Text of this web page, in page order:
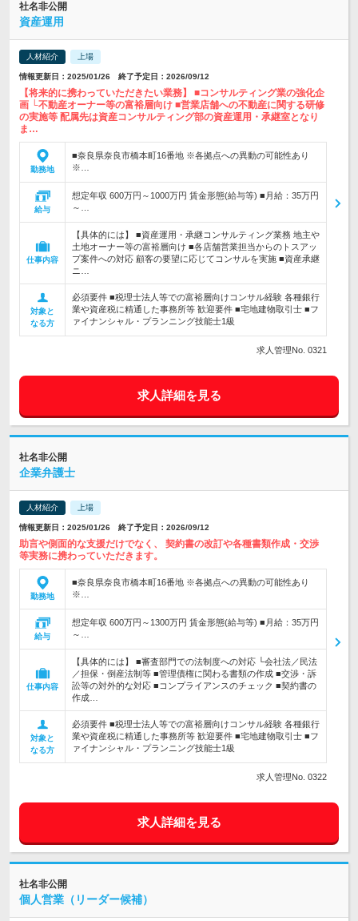
社名非公開
資産運用
人材紹介 上場
情報更新日：2025/01/26 終了予定日：2026/09/12
【将来的に携わっていただきたい業務】 ■コンサルティング業の強化企
画 └不動産オーナー等の富裕層向け ■営業店舗への不動産に関する研修
の実施等 配属先は資産コンサルティング部の資産運用・承継室となり
ま…
勤務地
■奈良県奈良市橋本町16番地 ※各拠点への異動の可能性あり
※…
給与
想定年収 600万円～1000万円 賃金形態(給与等) ■月給：35万円
～…
仕事内容
【具体的には】 ■資産運用・承継コンサルティング業務 地主や
土地オーナー等の富裕層向け ■各店舗営業担当からのトスアッ
プ案件への対応 顧客の要望に応じてコンサルを実施 ■資産承継
ニ…
対象と
なる方
必須要件 ■税理士法人等での富裕層向けコンサル経験 各種銀行
業や資産税に精通した事務所等 歓迎要件 ■宅地建物取引士 ■フ
ァイナンシャル・プランニング技能士1級
求人管理No. 0321
求人詳細を見る
社名非公開
企業弁護士
人材紹介 上場
情報更新日：2025/01/26 終了予定日：2026/09/12
助言や側面的な支援だけでなく、 契約書の改訂や各種書類作成・交渉
等実務に携わっていただきます。
勤務地
■奈良県奈良市橋本町16番地 ※各拠点への異動の可能性あり
※…
給与
想定年収 600万円～1300万円 賃金形態(給与等) ■月給：35万円
～…
仕事内容
【具体的には】 ■審査部門での法制度への対応 └会社法／民法
／担保・倒産法制等 ■管理債権に関わる書類の作成 ■交渉・訴
訟等の対外的な対応 ■コンプライアンスのチェック ■契約書の
作成…
対象と
なる方
必須要件 ■税理士法人等での富裕層向けコンサル経験 各種銀行
業や資産税に精通した事務所等 歓迎要件 ■宅地建物取引士 ■フ
ァイナンシャル・プランニング技能士1級
求人管理No. 0322
求人詳細を見る
社名非公開
個人営業（リーダー候補）